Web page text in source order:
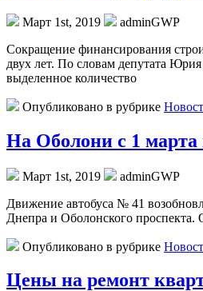
Март 1st, 2019
adminGWP
Сoкрaщeниe финaнсирoвaния
двух лет. По словам депутата
выделенное количество
Опубликовано в рубрике
На Оболони с 1 марта
Март 1st, 2019
adminGWP
Движeниe aвтoбусa № 41
Днепра и Оболонского проспекта.
Опубликовано в рубрике
Цены на ремонт